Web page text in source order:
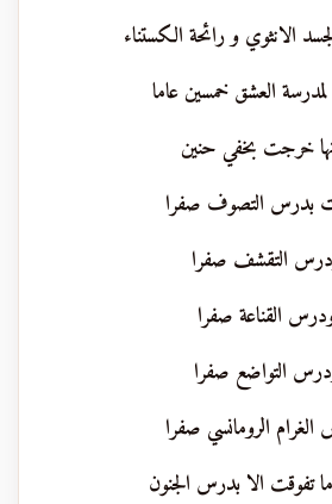
الانثوي و رائحة الكستناء
العشق خمسين عاما
خرجت بخفي حنين
بدرس التصوف صفرا
التقشف صفرا
القناعة صفرا
التواضع صفرا
الرومانسي صفرا
تفوقت الا بدرس الجنون